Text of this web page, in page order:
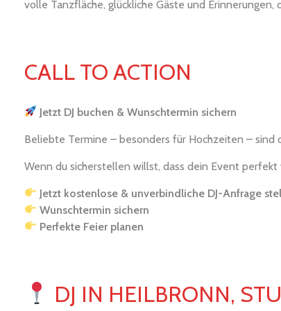
volle Tanzfläche, glückliche Gäste und Erinnerungen,
CALL TO ACTION
Jetzt DJ buchen & Wunschtermin sichern
Beliebte Termine – besonders für Hochzeiten – sind
Wenn du sicherstellen willst, dass dein Event
Jetzt kostenlose & unverbindliche DJ-Anfrage
Wunschtermin sichern
Perfekte Feier planen
DJ IN HEILBRONN,